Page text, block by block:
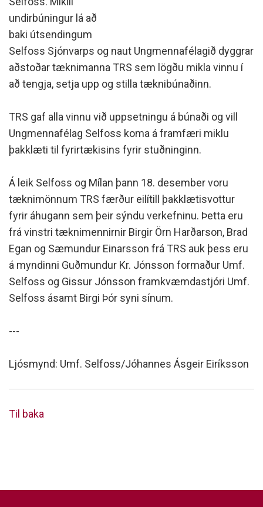
undirbúningur lá að
baki útsendingum
Selfoss Sjónvarps og naut Ungmennafélagið dyggrar
aðstoðar tæknimanna TRS sem lögðu mikla vinnu í
að tengja, setja upp og stilla tæknibúnaðinn.
TRS gaf alla vinnu við uppsetningu á búnaði og vill
Ungmennafélag Selfoss koma á framfæri miklu
þakklæti til fyrirtækisins fyrir stuðninginn.
Á leik Selfoss og Mílan þann 18. desember voru
tæknimönnum TRS færður eilítill þakklætisvottur
fyrir áhugann sem þeir sýndu verkefninu. Þetta eru
frá vinstri tæknimennirnir Birgir Örn Harðarson, Brad
Egan og Sæmundur Einarsson frá TRS auk þess eru
á myndinni Guðmundur Kr. Jónsson formaður Umf.
Selfoss og Gissur Jónsson framkvæmdastjóri Umf.
Selfoss ásamt Birgi Þór syni sínum.
---
Ljósmynd: Umf. Selfoss/Jóhannes Ásgeir Eiríksson
Til baka